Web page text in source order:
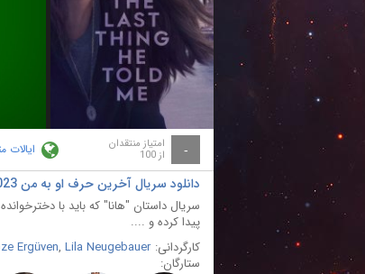
- امتیاز منتقدان
از 100 ایالات
دانلود سریال آخرین حرف او به من The Last Thing He Told Me 2023
پیدا کرده و ....
کارگردانی:
Ergüven, Lila Neugebauer
ستارگان: